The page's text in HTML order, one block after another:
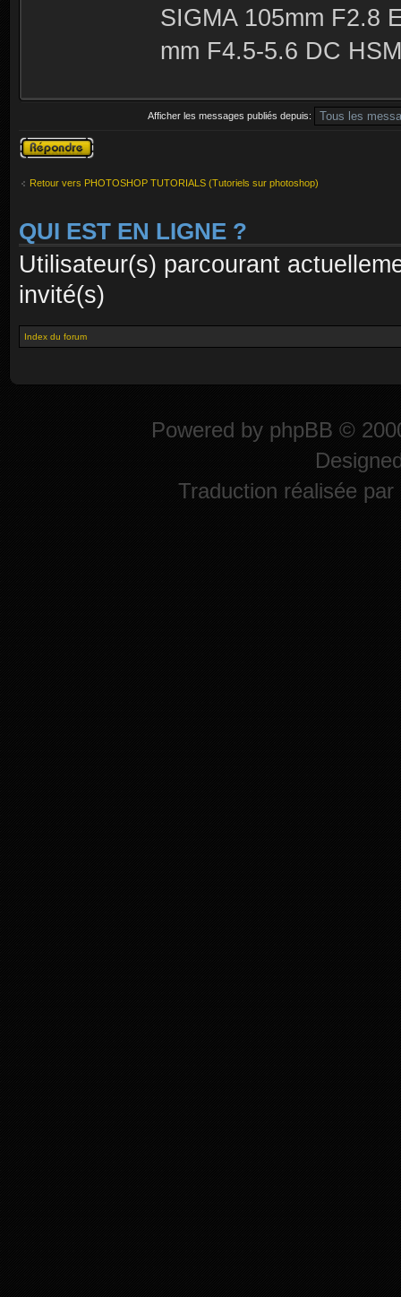
SIGMA 105mm F2.8
mm F4.5-5.6 DC
Afficher les messages publiés depuis:
Publier une
réponse
Retour vers PHOTOSHOP TUTORIALS (Tutoriels sur photoshop)
QUI EST EN LIGNE ?
Utilisateur(s) parcourant
invité(s)
Index du forum
Powered by phpBB ©
Traduction réalisée par